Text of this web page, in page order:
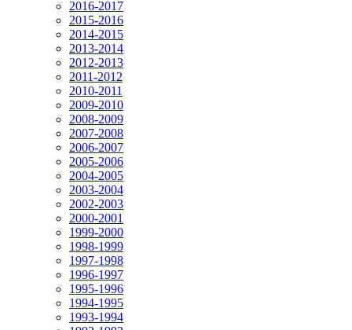
2016-2017
2015-2016
2014-2015
2013-2014
2012-2013
2011-2012
2010-2011
2009-2010
2008-2009
2007-2008
2006-2007
2005-2006
2004-2005
2003-2004
2002-2003
2000-2001
1999-2000
1998-1999
1997-1998
1996-1997
1995-1996
1994-1995
1993-1994